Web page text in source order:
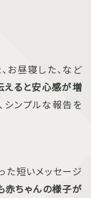
お昼寝した、など
えると安心感が増
シンプルな報告を
た短いメッセージ
赤ちゃんの様子が